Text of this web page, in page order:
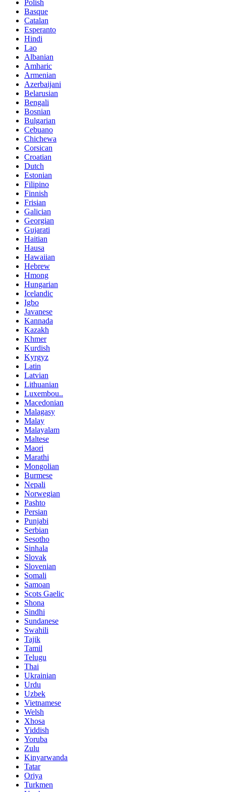
Polish
Basque
Catalan
Esperanto
Hindi
Lao
Albanian
Amharic
Armenian
Azerbaijani
Belarusian
Bengali
Bosnian
Bulgarian
Cebuano
Chichewa
Corsican
Croatian
Dutch
Estonian
Filipino
Finnish
Frisian
Galician
Georgian
Gujarati
Haitian
Hausa
Hawaiian
Hebrew
Hmong
Hungarian
Icelandic
Igbo
Javanese
Kannada
Kazakh
Khmer
Kurdish
Kyrgyz
Latin
Latvian
Lithuanian
Luxembou..
Macedonian
Malagasy
Malay
Malayalam
Maltese
Maori
Marathi
Mongolian
Burmese
Nepali
Norwegian
Pashto
Persian
Punjabi
Serbian
Sesotho
Sinhala
Slovak
Slovenian
Somali
Samoan
Scots Gaelic
Shona
Sindhi
Sundanese
Swahili
Tajik
Tamil
Telugu
Thai
Ukrainian
Urdu
Uzbek
Vietnamese
Welsh
Xhosa
Yiddish
Yoruba
Zulu
Kinyarwanda
Tatar
Oriya
Turkmen